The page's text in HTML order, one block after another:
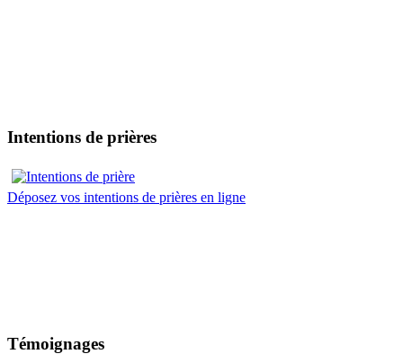
Intentions de prières
Déposez vos intentions de prières en ligne
Témoignages